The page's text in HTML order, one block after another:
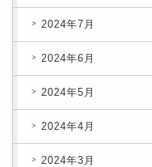
2024年7月
2024年6月
2024年5月
2024年4月
2024年3月